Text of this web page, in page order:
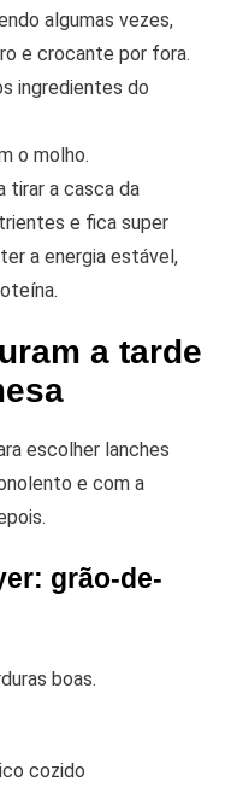
algumas vezes,
e crocante por fora.
ingredientes do
o molho.
tirar a casca da
e fica super
a energia estável,
a tarde
escolher lanches
e com a
grão-de-
boas.
cozido